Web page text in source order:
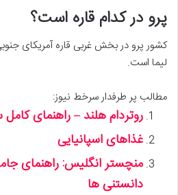
پرو در کدام قاره است؟
کشور پرو در بخش غربی قاره آمریکای
لیما است.
مطالب پر طرفدار سرخط نیوز:
روتردام هلند – راهنمای
غذاهای اسپانیایی
منچستر انگلیس: راهنمای
دانستنی ها